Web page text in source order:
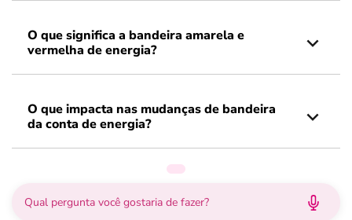
O que significa a bandeira amarela e
vermelha de energia?
O que impacta nas mudanças de bandeira
da conta de energia?